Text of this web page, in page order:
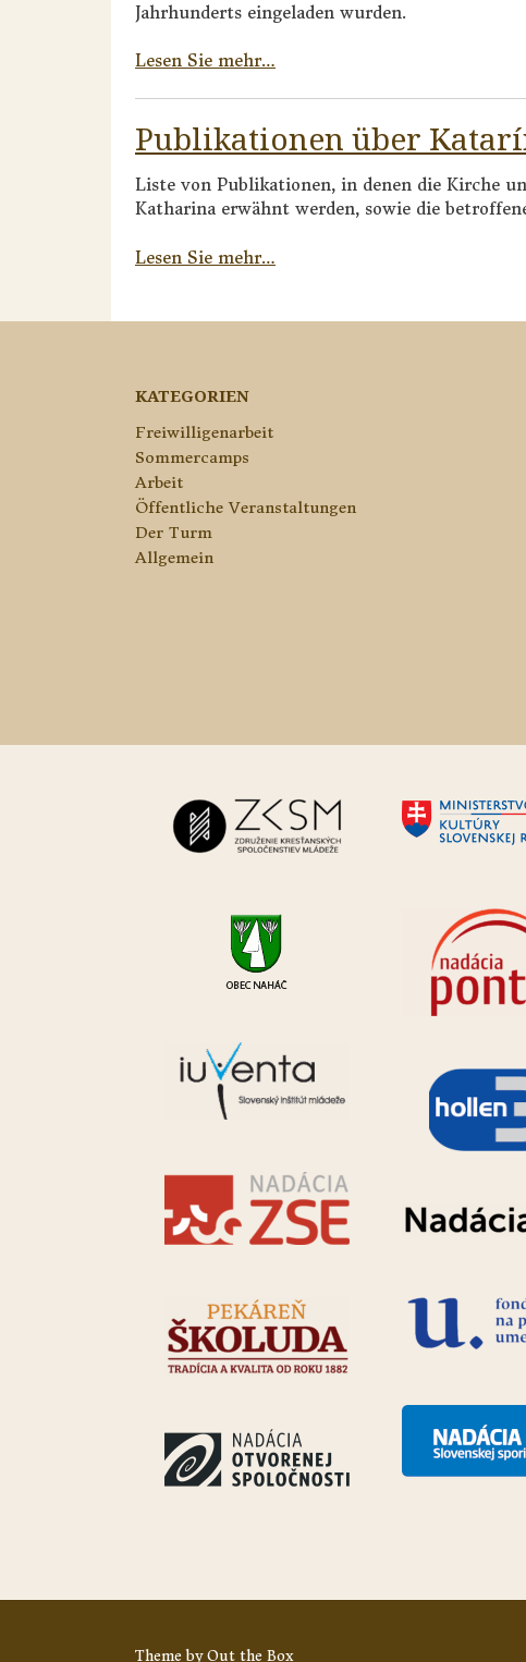
Jahrhunderts eingeladen wurden.
Lesen Sie mehr…
Publikationen über
Liste von Publikationen, in denen die Kirche
Katharina erwähnt werden, sowie die
Lesen Sie mehr…
KATEGORIEN
Freiwilligenarbeit
Sommercamps
Arbeit
Öffentliche Veranstaltungen
Der Turm
Allgemein
Theme byOut the Box